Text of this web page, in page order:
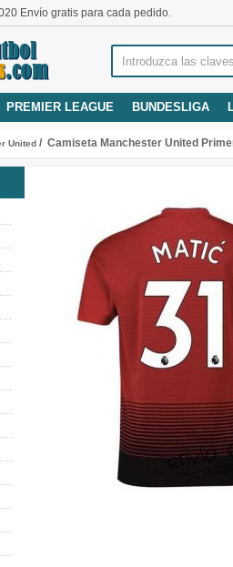
Envío gratis para cada pedido.
PREMIER LEAGUE BUNDESLIGA
United / Camiseta Manchester United